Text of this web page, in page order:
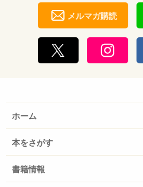
メルマガ購読
ホーム
本をさがす
書籍情報